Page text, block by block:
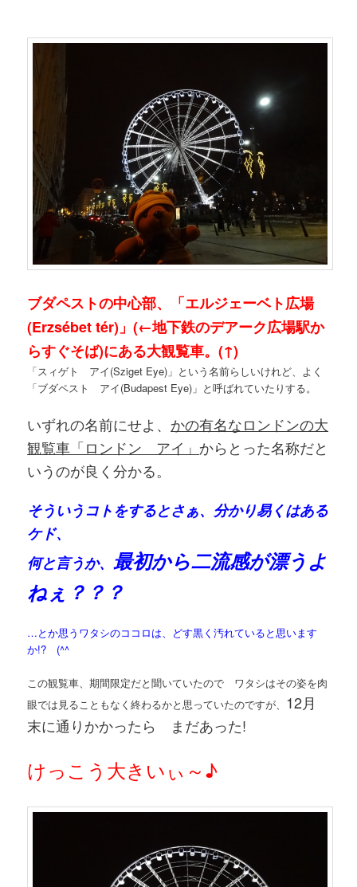
ブダペストの中心部、「エルジェーベト広場
(Erzsébet tér)」(←地下鉄のデアーク広場駅か
らすぐそば)にある大観覧車。(↑)
「スィゲト アイ(Sziget Eye)」という名前らしいけれど、よく
「ブダペスト アイ(Budapest Eye)」と呼ばれていたりする。
いずれの名前にせよ、 かの有名なロンドンの大
観覧車「ロンドン アイ」 からとった名称だと
いうのが良く分かる。
そういうコトをするとさぁ、分かり易くはある
ケド、
何と言うか、最初から二流感が漂うよ
ねぇ？？？
…とか思うワタシのココロは、どす黒く汚れていると思います
か!? (^^ゞ
この観覧車、期間限定だと聞いていたので ワタシはその姿を肉
眼では見ることもなく終わるかと思っていたのですが、 12月
末に通りかかったら まだあった!
けっこう大きいぃ～♪